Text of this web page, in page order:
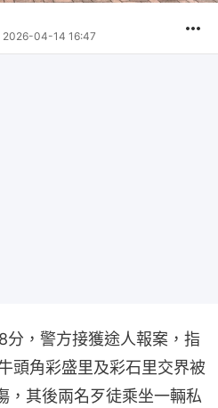
2026-04-14 16:47
，警方接獲途人報案，指
頭角彩盛里及彩石里交界被
，其後兩名歹徒乘坐一輛私